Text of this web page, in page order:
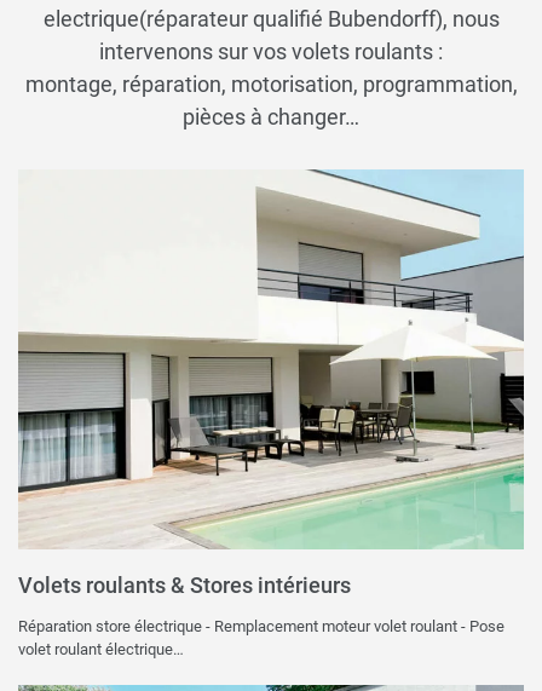
electrique(réparateur qualifié Bubendorff), nous
intervenons sur vos volets roulants :
montage, réparation, motorisation, programmation,
pièces à changer…
Volets roulants & Stores intérieurs
Réparation store électrique - Remplacement moteur volet roulant - Pose
volet roulant électrique…